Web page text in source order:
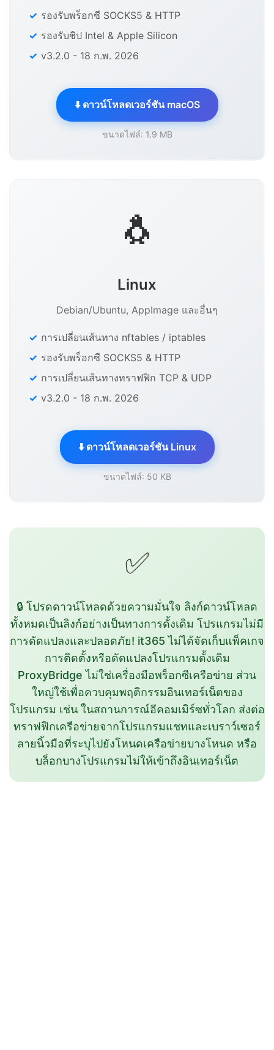
รองรับพร็อกซี SOCKS5 & HTTP
รองรับชิป Intel & Apple Silicon
v3.2.0 - 18 ก.พ. 2026
⬇️ ดาวน์โหลดเวอร์ชัน macOS
ขนาดไฟล์: 1.9 MB
🐧
Linux
Debian/Ubuntu, AppImage และอื่นๆ
การเปลี่ยนเส้นทาง nftables / iptables
รองรับพร็อกซี SOCKS5 & HTTP
การเปลี่ยนเส้นทางทราฟฟิก TCP & UDP
v3.2.0 - 18 ก.พ. 2026
⬇️ ดาวน์โหลดเวอร์ชัน Linux
ขนาดไฟล์: 50 KB
✅
🔒 โปรดดาวน์โหลดด้วยความมั่นใจ ลิงก์ดาวน์โหลด
ทั้งหมดเป็นลิงก์อย่างเป็นทางการดั้งเดิม โปรแกรมไม่มี
การดัดแปลงและปลอดภัย! it365 ไม่ได้จัดเก็บแพ็คเกจ
การติดตั้งหรือดัดแปลงโปรแกรมดั้งเดิม
ProxyBridge ไม่ใช่เครื่องมือพร็อกซีเครือข่าย ส่วน
ใหญ่ใช้เพื่อควบคุมพฤติกรรมอินเทอร์เน็ตของ
โปรแกรม เช่น ในสถานการณ์อีคอมเมิร์ซทั่วโลก ส่งต่อ
ทราฟฟิกเครือข่ายจากโปรแกรมแชทและเบราว์เซอร์
ลายนิ้วมือที่ระบุไปยังโหนดเครือข่ายบางโหนด หรือ
บล็อกบางโปรแกรมไม่ให้เข้าถึงอินเทอร์เน็ต